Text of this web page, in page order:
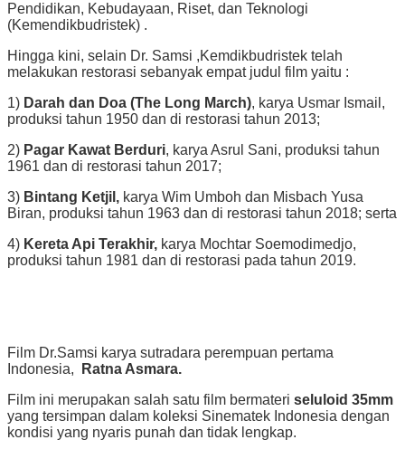
Pendidikan, Kebudayaan, Riset, dan Teknologi
(Kemendikbudristek) .
Hingga kini, selain Dr. Samsi ,Kemdikbudristek telah
melakukan restorasi sebanyak empat judul film yaitu :
1) Darah dan Doa (The Long March), karya Usmar Ismail,
produksi tahun 1950 dan di restorasi tahun 2013;
2) Pagar Kawat Berduri, karya Asrul Sani, produksi tahun
1961 dan di restorasi tahun 2017;
3) Bintang Ketjil, karya Wim Umboh dan Misbach Yusa
Biran, produksi tahun 1963 dan di restorasi tahun 2018; serta
4) Kereta Api Terakhir, karya Mochtar Soemodimedjo,
produksi tahun 1981 dan di restorasi pada tahun 2019.
Film Dr.Samsi karya sutradara perempuan pertama
Indonesia,
Ratna Asmara.
Film ini merupakan salah satu film bermateri seluloid 35mm
yang tersimpan dalam koleksi Sinematek Indonesia dengan
kondisi yang nyaris punah dan tidak lengkap.